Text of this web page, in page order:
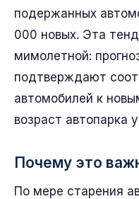
подержанных
000 новых. Эта
мимолетной:
подтверждают
автомобилей к
возраст автопарка
Почему это
По мере старения